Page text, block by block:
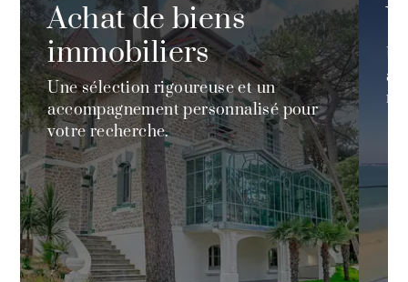
Achat de biens
immobiliers
Une sélection rigoureuse et un
accompagnement personnalisé pour
votre recherche.